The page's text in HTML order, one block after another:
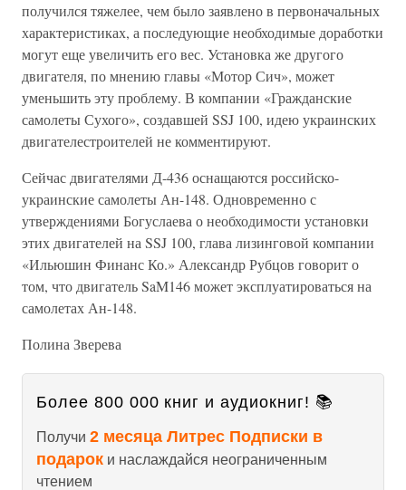
получился тяжелее, чем было заявлено в первоначальных
характеристиках, а последующие необходимые доработки
могут еще увеличить его вес. Установка же другого
двигателя, по мнению главы «Мотор Сич», может
уменьшить эту проблему. В компании «Гражданские
самолеты Сухого», создавшей SSJ 100, идею украинских
двигателестроителей не комментируют.
Сейчас двигателями Д-436 оснащаются российско-
украинские самолеты Ан-148. Одновременно с
утверждениями Богуслаева о необходимости установки
этих двигателей на SSJ 100, глава лизинговой компании
«Ильюшин Финанс Ко.» Александр Рубцов говорит о
том, что двигатель SaM146 может эксплуатироваться на
самолетах Ан-148.
Полина Зверева
Более 800 000 книг и аудиокниг! 📚
Получи 2 месяца Литрес Подписки в
подарок и наслаждайся неограниченным
чтением